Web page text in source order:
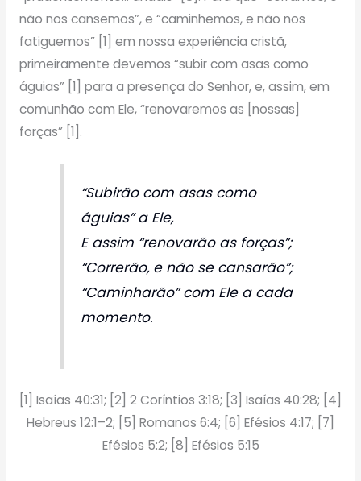
não nos cansemos”, e “caminhemos, e não nos
fatiguemos” [1] em nossa experiência cristã,
primeiramente devemos “subir com asas como
águias” [1] para a presença do Senhor, e, assim, em
comunhão com Ele, “renovaremos as [nossas]
forças” [1].
“Subirão com asas como
águias” a Ele,
E assim “renovarão as forças”;
“Correrão, e não se cansarão”;
“Caminharão” com Ele a cada
momento.
[1] Isaías 40:31; [2] 2 Coríntios 3:18; [3] Isaías 40:28; [4]
Hebreus 12:1–2; [5] Romanos 6:4; [6] Efésios 4:17; [7]
Efésios 5:2; [8] Efésios 5:15